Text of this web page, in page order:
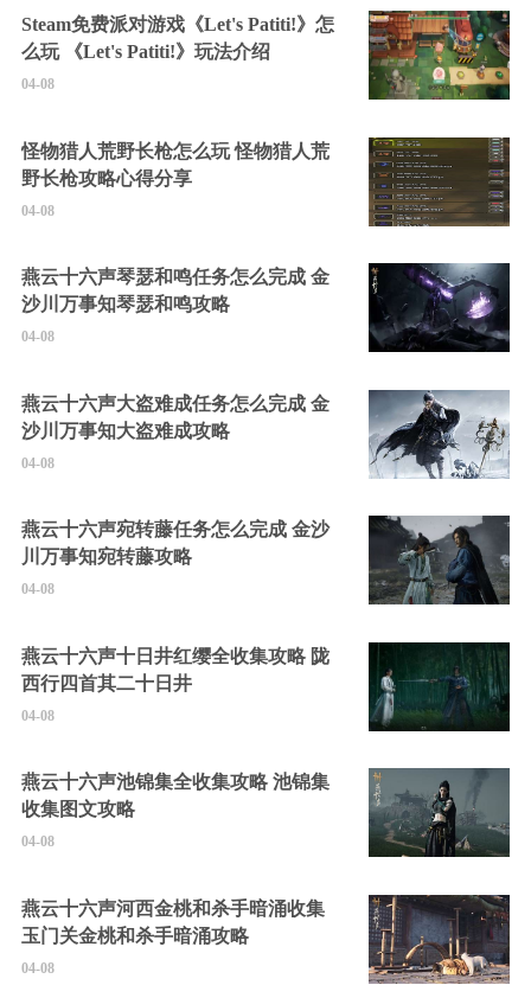
Steam免费派对游戏《Let's Patiti!》怎
么玩 《Let's Patiti!》玩法介绍
04-08
怪物猎人荒野长枪怎么玩 怪物猎人荒
野长枪攻略心得分享
04-08
燕云十六声琴瑟和鸣任务怎么完成 金
沙川万事知琴瑟和鸣攻略
04-08
燕云十六声大盗难成任务怎么完成 金
沙川万事知大盗难成攻略
04-08
燕云十六声宛转藤任务怎么完成 金沙
川万事知宛转藤攻略
04-08
燕云十六声十日井红缨全收集攻略 陇
西行四首其二十日井
04-08
燕云十六声池锦集全收集攻略 池锦集
收集图文攻略
04-08
燕云十六声河西金桃和杀手暗涌收集
玉门关金桃和杀手暗涌攻略
04-08